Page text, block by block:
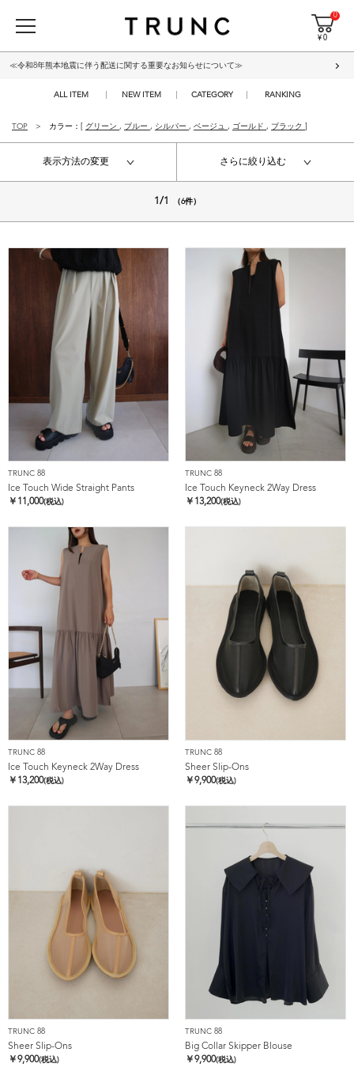
0
¥ 0
≪令和8年熊本地震に伴う配送に関する重要なお知らせについて≫
ALL ITEM NEW ITEM CATEGORY RANKING
TOP カラー：[ グリーン , ブルー , シルバー , ベージュ , ゴールド , ブラック
表示方法の変更 さらに絞り込む
1/1 （6件）
TRUNC 88
Ice Touch Wide Straight Pants
￥ 11,000(税込)
TRUNC 88
Ice Touch Keyneck 2Way Dress
￥ 13,200(税込)
TRUNC 88
Ice Touch Keyneck 2Way Dress
￥ 13,200(税込)
TRUNC 88
Sheer Slip-Ons
￥9,900(税込)
TRUNC 88
Sheer Slip-Ons
￥9,900(税込)
TRUNC 88
Big Collar Skipper Blouse
￥9,900(税込)